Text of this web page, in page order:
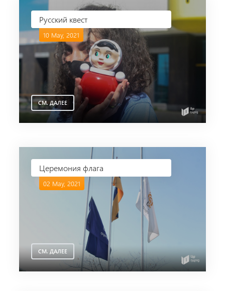
Русский квест
10 May, 2021
СМ. ДАЛЕЕ
Церемония флага
02 May, 2021
СМ. ДАЛЕЕ